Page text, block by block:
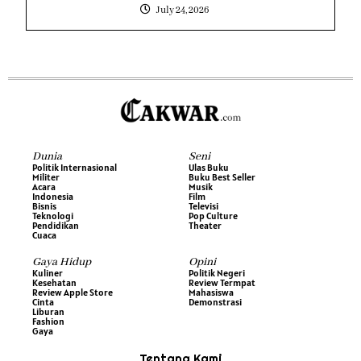
July 24, 2026
Dunia
Politik Internasional
Militer
Acara
Indonesia
Bisnis
Teknologi
Pendidikan
Cuaca
Seni
Ulas Buku
Buku Best Seller
Musik
Film
Televisi
Pop Culture
Theater
Gaya Hidup
Kuliner
Kesehatan
Review Apple Store
Cinta
Liburan
Fashion
Gaya
Opini
Politik Negeri
Review Termpat
Mahasiswa
Demonstrasi
Tentang Kami